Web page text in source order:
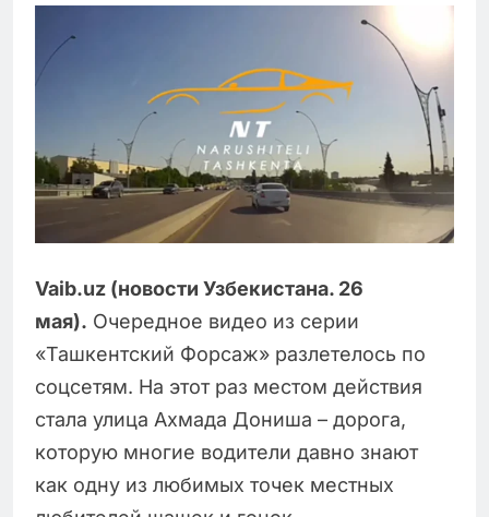
Vaib.uz (новости Узбекистана. 26
мая). Очередное видео из серии
«Ташкентский Форсаж» разлетелось по
соцсетям. На этот раз местом действия
стала улица Ахмада Дониша – дорога,
которую многие водители давно знают
как одну из любимых точек местных